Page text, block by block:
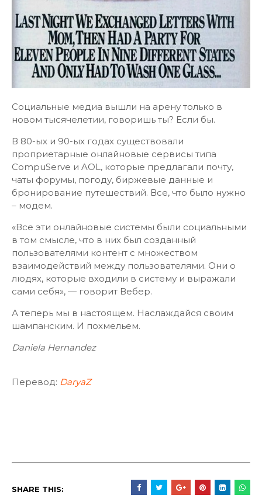
Социальные медиа вышли на арену только в
новом тысячелетии, говоришь ты? Если бы.
В 80-ых и 90-ых годах существовали
проприетарные онлайновые сервисы типа
CompuServe и AOL, которые предлагали почту,
чаты форумы, погоду, биржевые данные и
бронирование путешествий. Все, что было нужно
– модем.
«Все эти онлайновые системы были социальными
в том смысле, что в них был созданный
пользователями контент с множеством
взаимодействий между пользователями. Они о
людях, которые входили в систему и выражали
сами себя», — говорит Вебер.
А теперь мы в настоящем. Наслаждайся своим
шампанским. И похмельем.
Daniela Hernandez
Перевод: DaryaZ
SHARE THIS: